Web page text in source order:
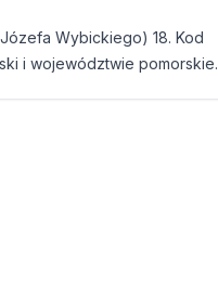
Wybickiego) 18. Kod
i województwie pomorskie.